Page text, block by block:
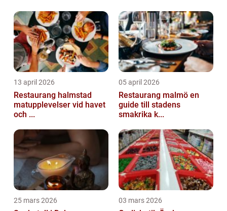
landets kulinariska tradition, utan också e...
13 april 2026
Restaurang halmstad
matupplevelser vid havet
och ...
05 april 2026
Restaurang malmö en
guide till stadens
smakrika k...
25 mars 2026 03 mars 2026